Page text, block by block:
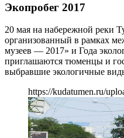
Экопробег 2017
20 мая на набережной реки
организованный в рамках
музеев — 2017» и Года
приглашаются тюменцы и
выбравшие экологичные
https://kudatumen.ru/